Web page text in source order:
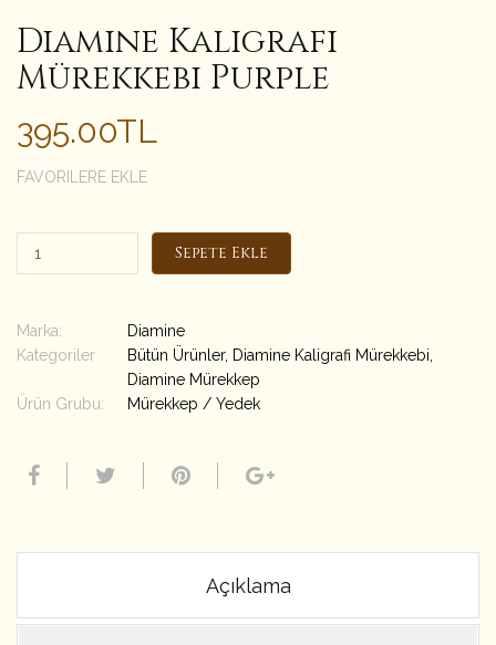
Diamine Kaligrafi
Mürekkebi Purple
395.00TL
FAVORILERE EKLE
Sepete Ekle
Marka:
Diamine
Kategoriler
Bütün Ürünler, Diamine Kaligrafi Mürekkebi
Diamine Mürekkep
Ürün Grubu:
Mürekkep / Yedek
Açıklama